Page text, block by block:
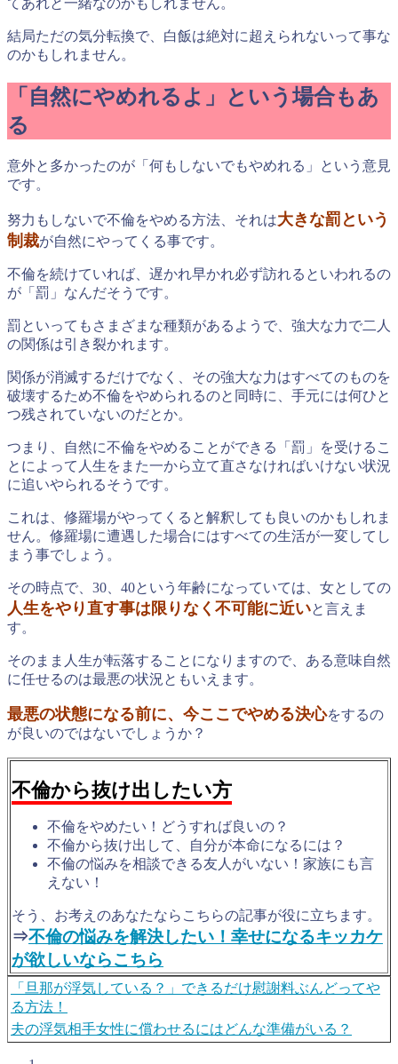
てあれと一緒なのかもしれません。
結局ただの気分転換で、白飯は絶対に超えられないって事な
のかもしれません。
「自然にやめれるよ」という場合もあ
る
意外と多かったのが「何もしないでもやめれる」という意見
です。
努力もしないで不倫をやめる方法、それは大きな罰という
制裁が自然にやってくる事です。
不倫を続けていれば、遅かれ早かれ必ず訪れるといわれるの
が「罰」なんだそうです。
罰といってもさまざまな種類があるようで、強大な力で二人
の関係は引き裂かれます。
関係が消滅するだけでなく、その強大な力はすべてのものを
破壊するため不倫をやめられるのと同時に、手元には何ひと
つ残されていないのだとか。
つまり、自然に不倫をやめることができる「罰」を受けるこ
とによって人生をまた一から立て直さなければいけない状況
に追いやられるそうです。
これは、修羅場がやってくると解釈しても良いのかもしれま
せん。修羅場に遭遇した場合にはすべての生活が一変してし
まう事でしょう。
その時点で、30、40という年齢になっていては、女としての
人生をやり直す事は限りなく不可能に近いと言えま
す。
そのまま人生が転落することになりますので、ある意味自然
に任せるのは最悪の状況ともいえます。
最悪の状態になる前に、今ここでやめる決心をするの
が良いのではないでしょうか？
不倫から抜け出したい方
不倫をやめたい！どうすれば良いの？
不倫から抜け出して、自分が本命になるには？
不倫の悩みを相談できる友人がいない！家族にも言
えない！
そう、お考えのあなたならこちらの記事が役に立ちます。
⇒不倫の悩みを解決したい！幸せになるキッカケ
が欲しいならこちら
「旦那が浮気している？」できるだけ慰謝料ぶんどってや
る方法！
夫の浮気相手女性に償わせるにはどんな準備がいる？